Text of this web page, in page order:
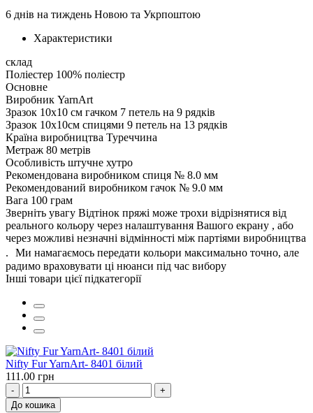
6 днів на тиждень Новою та Укрпоштою
Характеристики
склад
Поліестер 100% поліестр
Основне
Виробник YarnArt
Зразок 10х10 см гачком 7 петель на 9 рядків
Зразок 10х10см спицями 9 петель на 13 рядків
Країна виробництва Туреччина
Метраж 80 метрів
Особливість штучне хутро
Рекомендована виробником спиця № 8.0 мм
Рекомендований виробником гачок № 9.0 мм
Вага 100 грам
Зверніть увагу Відтінок пряжі може трохи відрізнятися від
реального кольору через налаштування Вашого екрану , або
через можливі незначні відмінності між партіями виробництва
. Ми намагаємось передати кольори максимально точно, але
радимо враховувати ці нюанси під час вибору
Інші товари цієї підкатегорії
Nifty Fur YarnArt- 8401 білий
111.00 грн
-
+
До кошика